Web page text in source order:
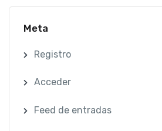
Meta
Registro
Acceder
Feed de entradas